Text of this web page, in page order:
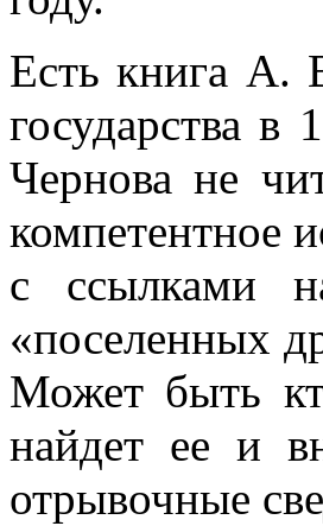
Есть книга А.
государства
Чернова не
компетентное
с ссылками
«поселенных
Может быть
найдет ее и
отрывочные